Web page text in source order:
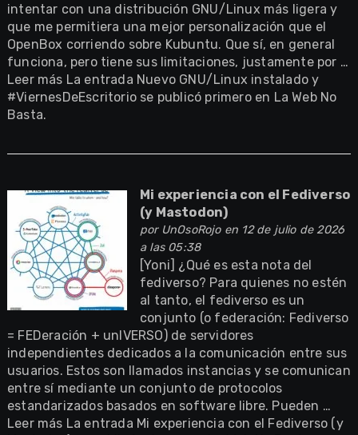
intentar con una distribución GNU/Linux más ligera y
que me permitiera una mejor personalización que el
OpenBox corriendo sobre Kubuntu. Que sí, en general
funciona, pero tiene sus limitaciones, justamente por …
Leer más La entrada Nuevo GNU/Linux instalado y
#ViernesDeEscritorio se publicó primero en La Web No
Basta.
Mi experiencia con el Fediverso
(y Mastodon)
por UnOsoRojoen 12 de julio de 2026
a las 05:38
[Yoni] ¿Qué es esta nota del
fediverso? Para quienes no estén
al tanto, el fediverso es un
conjunto (o federación: Fediverso
= FEDeración + unIVERSO) de servidores
independientes dedicados a la comunicación entre sus
usuarios. Estos son llamados instancias y se comunican
entre sí mediante un conjunto de protocolos
estandarizados basados en software libre. Pueden …
Leer más La entrada Mi experiencia con el Fediverso (y